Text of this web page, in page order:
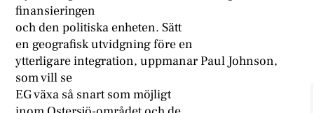
finansieringen
och den politiska enheten. Sätt
en geografisk utvidgning före en
ytterligare integration, uppmanar Paul Johnson,
som vill se
EG växa så snart som möjligt